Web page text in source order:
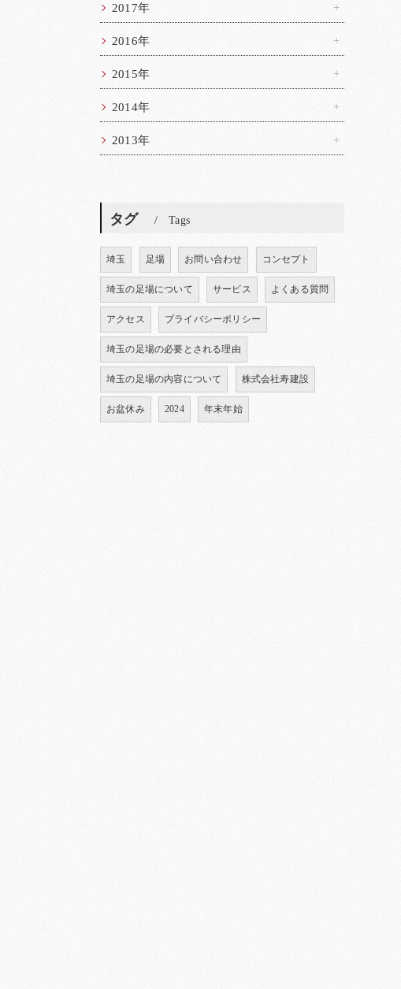
2017年
2016年
2015年
2014年
2013年
タグ Tags
埼玉 足場 お問い合わせ コンセプト
埼玉の足場について サービス よくある質問
アクセス プライバシーポリシー
埼玉の足場の必要とされる理由
埼玉の足場の内容について 株式会社寿建設
お盆休み 2024 年末年始